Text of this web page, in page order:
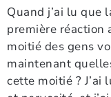
Quand j’ai lu que
première réaction
moitié des gens
maintenant
cette moitié ?